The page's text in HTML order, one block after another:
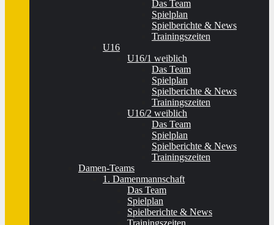
Das Team
Spielplan
Spielberichte & News
Trainingszeiten
U16
U16/1 weiblich
Das Team
Spielplan
Spielberichte & News
Trainingszeiten
U16/2 weiblich
Das Team
Spielplan
Spielberichte & News
Trainingszeiten
Damen-Teams
1. Damenmannschaft
Das Team
Spielplan
Spielberichte & News
Trainingszeiten